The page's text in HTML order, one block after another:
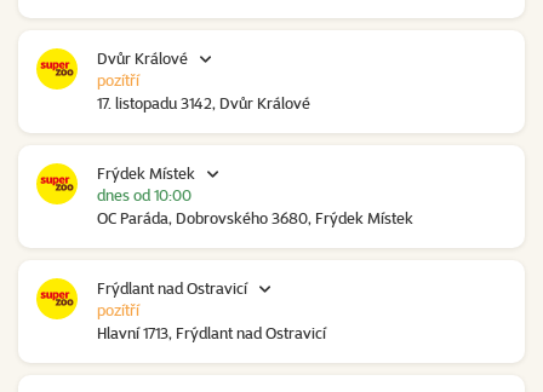
Dvůr Králové
17. listopadu 3142, Dvůr Králové
pozítří
Frýdek Místek
OC Paráda, Dobrovského 3680, Frýdek Místek
dnes od 10:00
Frýdlant nad Ostravicí
Hlavní 1713, Frýdlant nad Ostravicí
pozítří